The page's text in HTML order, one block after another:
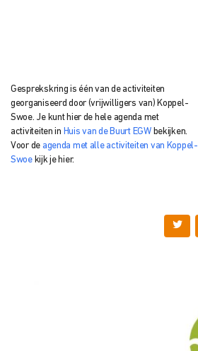
Gesprekskring is één van de activiteiten
georganiseerd door (vrijwilligers van) Koppel-
Swoe. Je kunt hier de hele agenda met
activiteiten in Huis van de Buurt EGWbekijken.
Voor de agenda met alle activiteiten van Koppel-
Swoekijk je hier.